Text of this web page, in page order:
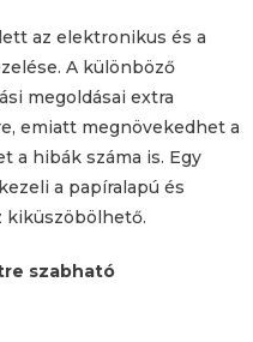
az elektronikus és a
A különböző
megoldásai extra
emiatt megnövekedhet a
a hibák száma is. Egy
a papíralapú és
kiküszöbölhető.
szabható